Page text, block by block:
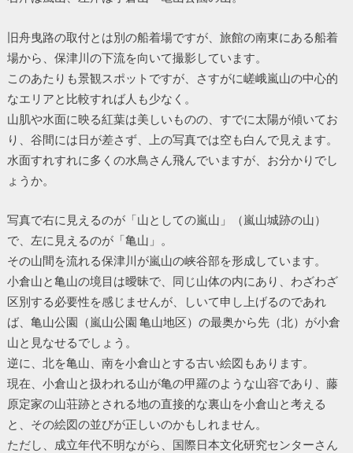
旧舟曳路の取付とは別の船着場ですが、旅館の南東にある船着
場から、保津川の下流を向いて撮影しています。
このあたりも景観スポットですが、さすがに嵯峨嵐山の中心的
なエリアと比較すれば人も少なく。
山肌や水面に映る紅葉は美しいものの、すでに太陽が傾いてお
り、谷間には日が差さず、上の写真では空も白んで見えます。
水面すれすれに多くの水鳥さん飛んでいますが、お分かりでし
ょうか。
写真で右に見えるのが「山としての嵐山」（嵐山城跡の山）
で、左に見えるのが「亀山」。
その山間を流れる保津川が嵐山の峡谷部を形成しています。
小倉山と亀山の境目は曖昧で、同じ山体の内にあり、わざわざ
区別する必要性を感じませんが、しいて申し上げるのであれ
ば、亀山公園（嵐山公園 亀山地区）の最奥から先（北）が小倉
山と見なせるでしょう。
逆に、北を亀山、南を小倉山とする古い絵図もあります。
現在、小倉山と扱われる山が亀の甲羅のような山容であり、藤
原定家の山荘跡とされる地の直接的な裏山を小倉山と考える
と、その絵図の並びが正しいのかもしれません。
ただし、成立年代不明ながら、国際日本文化研究センターさん